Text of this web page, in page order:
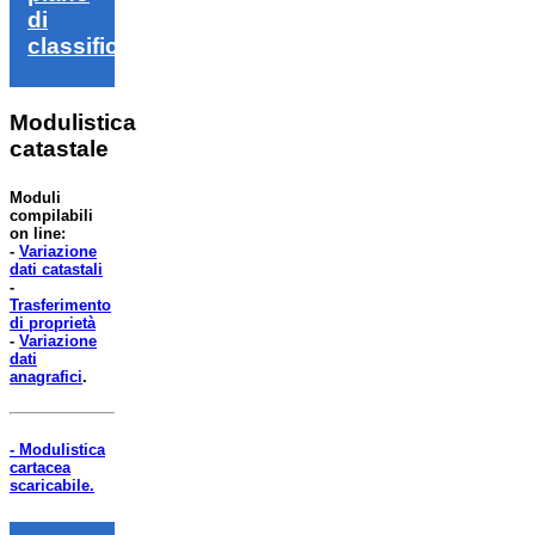
di
classifica
Modulistica
catastale
Moduli
compilabili
on line:
- Variazione
dati catastali
-
Trasferimento
di proprietà
- Variazione
dati
anagrafici.
- Modulistica
cartacea
scaricabile.